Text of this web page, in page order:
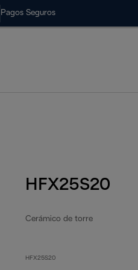
Pagos Seguros
HFX25S20
Cerámico de torre
HFX25S20